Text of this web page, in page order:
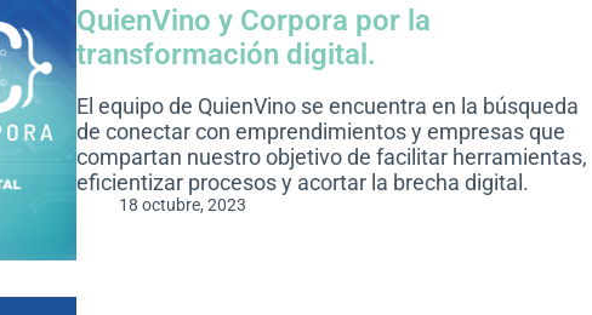
QuienVino y Corpora por la
transformación digital.
El equipo de QuienVino se encuentra en la búsqueda
de conectar con emprendimientos y empresas que
compartan nuestro objetivo de facilitar herramientas,
eficientizar procesos y acortar la brecha digital.
18 octubre, 2023